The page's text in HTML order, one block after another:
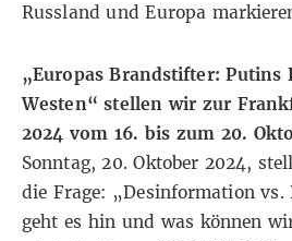
Russland und Europa
„Europas Brandstifter: Putins
Westen“ stellen wir zur
2024 vom 16. bis zum 20.
Sonntag, 20. Oktober 2024,
die Frage: „Desinformation vs.
geht es hin und was können